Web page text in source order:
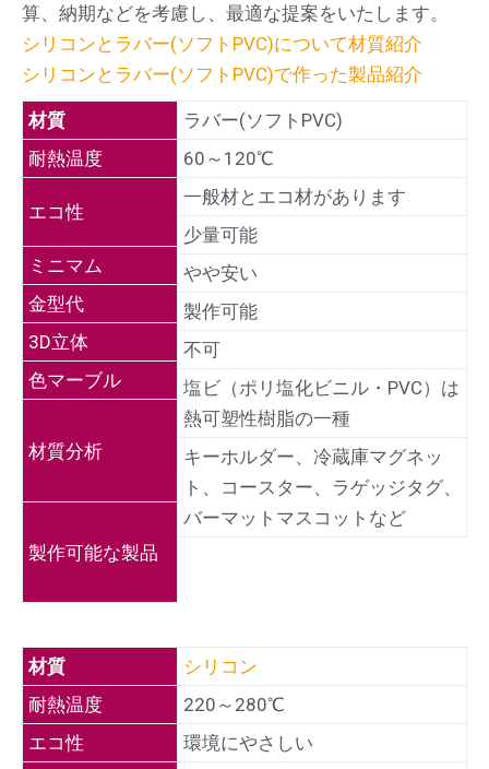
算、納期などを考慮し、最適な提案をいたします。
シリコンとラバー(ソフトPVC)について材質紹介
シリコンとラバー(ソフトPVC)で作った製品紹介
材質
耐熱温度
エコ性
ミニマム
金型代
3D立体
色マーブル
材質分析
製作可能な製品
ラバー(ソフトPVC)
60～120℃
一般材とエコ材があります
少量可能
やや安い
製作可能
不可
塩ビ（ポリ塩化ビニル・PVC）は
熱可塑性樹脂の一種
キーホルダー、冷蔵庫マグネッ
ト、コースター、ラゲッジタグ、
バーマットマスコットなど
材質
耐熱温度
エコ性
シリコン
220～280℃
環境にやさしい